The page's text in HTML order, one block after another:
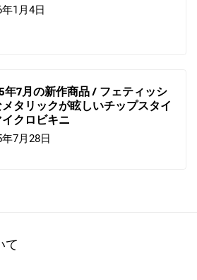
1月4日
年7月の新作商品 / フェティッシ
メタリックが眩しいチップスタイ
クロビキニ
7月28日
て